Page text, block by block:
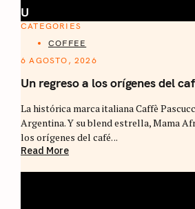
U
CATEGORIES
COFFEE
6 AGOSTO, 2026
Un regreso a los orígenes del
La histórica marca italiana Caffè
Argentina. Y su blend estrella, Mama
los orígenes del café. ..
Read More